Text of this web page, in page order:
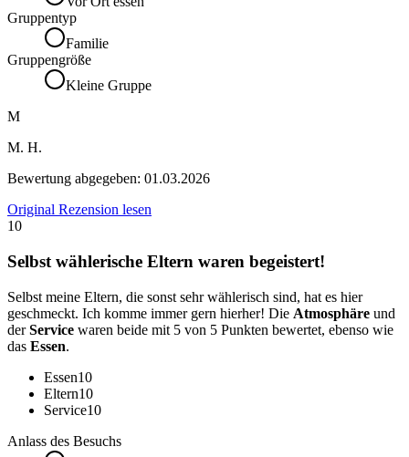
Gruppentyp
Familie
Gruppengröße
Kleine Gruppe
M
M. H.
Bewertung abgegeben: 01.03.2026
Original Rezension lesen
10
Selbst wählerische Eltern waren begeistert!
Selbst meine Eltern, die sonst sehr wählerisch sind, hat es hier
geschmeckt. Ich komme immer gern hierher! Die Atmosphäre und
derService waren beide mit 5 von 5 Punkten bewertet, ebenso wie
das Essen.
Essen10
Eltern10
Service10
Anlass des Besuchs